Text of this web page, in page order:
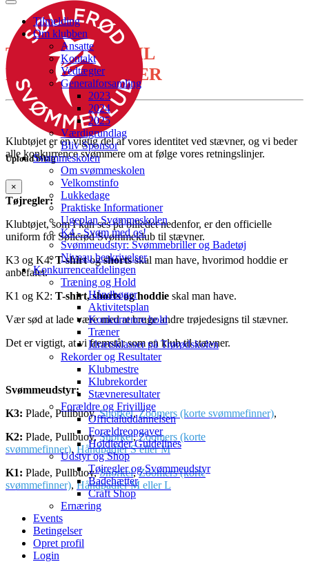
Tilmelding
Om klubben
Ansatte
Kontakt
Vedtægter
Generalforsamling
2023
2024
2025
Værdigrundlag
Bliv Sponsor
Svømmeskolen
Om svømmeskolen
Velkomstinfo
Lukkedage
Praktiske Informationer
Ugeplan Svømmeskolen
K4 - Svøm med os!
Svømmeudstyr: Svømmebriller og Badetøj
Niveau beskrivelser
Konkurrenceafdelingen
Træning og Hold
Håndbøger
Aktivitetsplan
Konkurrence hold
Træner
Idrætsklasser på Trørødskolen
Rekorder og Resultater
Klubmestre
Klubrekorder
Stævneresultater
Forældre og Frivillige
Officialuddannelsen
Forældreopgaver
Holdleder Guidelines
Udstyr og Shop
Tøjregler og Svømmeudstyr
Badehætter
Craft Shop
Ernæring
Events
Betingelser
Opret profil
Login
Upload bilag
×
TØJ REGLER TIL
KONKURRENCER
Klubtøjet er en vigtig del af vores identitet ved stævner, og vi beder
alle konkurrence svømmere om at følge vores retningslinjer.
Tøjregler:
Klubtøjet, som I kan ses på billedet nedenfor, er den officielle
uniform for Søllerød Svømmeklub til stævner.
K3 og K4:T-shirtogshortsskal man have, hvorimod hoddie er
anbefalet.
K1 og K2: T-shirt, shortsog hoddie skal man have.
Vær sød at lade være med at bruge andre trøjedesigns til stævner.
Det er vigtigt, at vi fremstår som en klub til stævner.
Svømmeudstyr:
K3: Plade, Pullbuoy,Snorkel,Zoomers (korte svømmefinner),
K2: Plade, Pullbuoy,Snorkel,Zoomers (korte
svømmefinner), Håndpadler S eller M
K1: Plade, Pullbuoy,Snorkel,Zoomers (korte
svømmefinner), Håndpadler M eller L